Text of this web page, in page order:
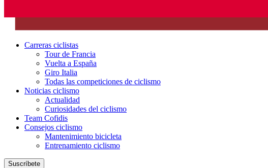
Carreras ciclistas
Tour de Francia
Vuelta a España
Giro Italia
Todas las competiciones de ciclismo
Noticias ciclismo
Actualidad
Curiosidades del ciclismo
Team Cofidis
Consejos ciclismo
Mantenimiento bicicleta
Entrenamiento ciclismo
Suscríbete